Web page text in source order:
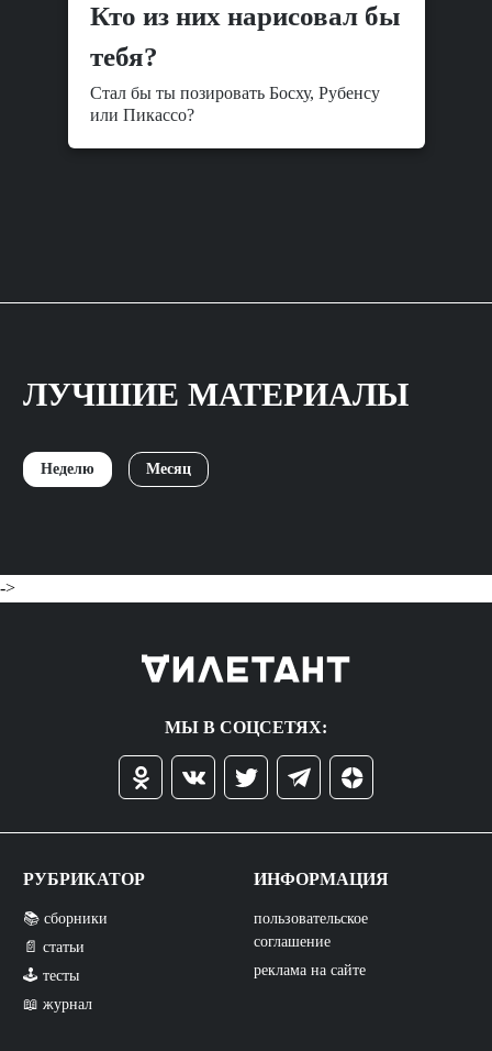
Кто из них нарисовал бы
тебя?
Стал бы ты позировать Босху, Рубенсу
или Пикассо?
ЛУЧШИЕ МАТЕРИАЛЫ
Неделю Месяц
->
МЫ В СОЦСЕТЯХ:
РУБРИКАТОР
📚 сборники
📄 статьи
🕹️ тесты
📖 журнал
ИНФОРМАЦИЯ
пользовательское
соглашение
реклама на сайте